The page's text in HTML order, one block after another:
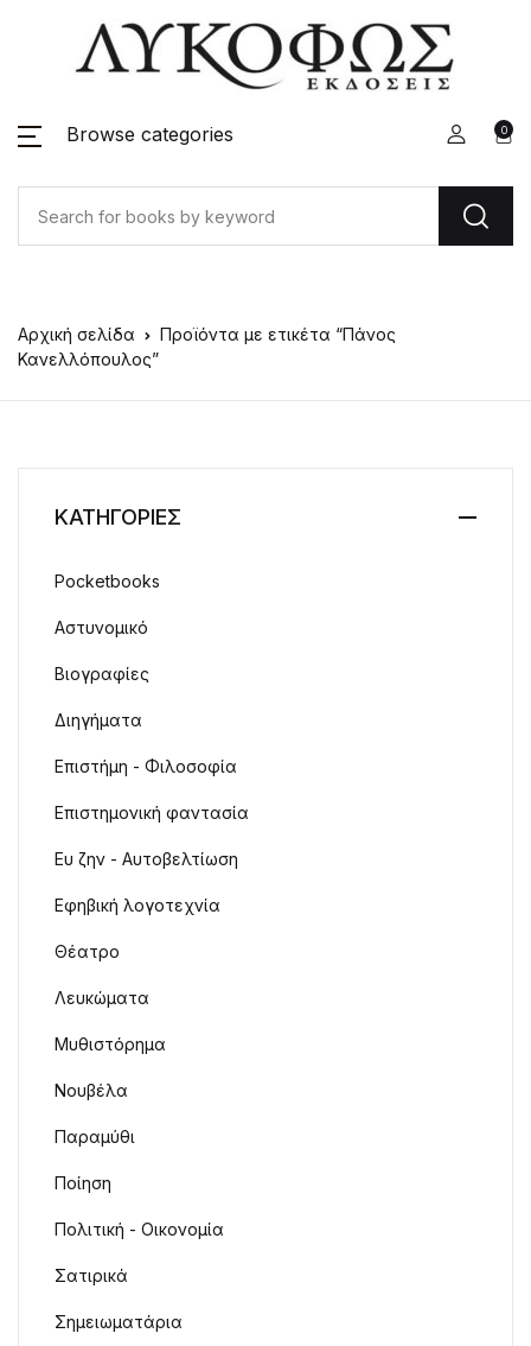
Browse categories 0
Αρχική σελίδα
Προϊόντα με ετικέτα “Πάνος
Κανελλόπουλος”
ΚΑΤΗΓΟΡΙΕΣ
Pocketbooks
Αστυνομικό
Βιογραφίες
Διηγήματα
Επιστήμη - Φιλοσοφία
Επιστημονική φαντασία
Ευ ζην - Αυτοβελτίωση
Εφηβική λογοτεχνία
Θέατρο
Λευκώματα
Μυθιστόρημα
Νουβέλα
Παραμύθι
Ποίηση
Πολιτική - Οικονομία
Σατιρικά
Σημειωματάρια